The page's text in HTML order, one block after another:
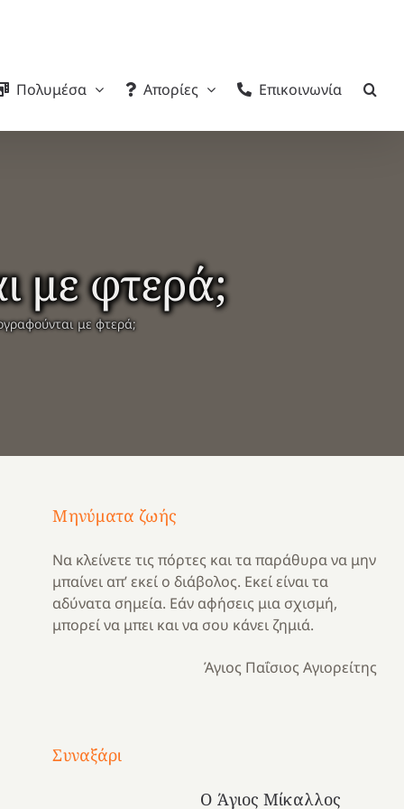
Πολυμέσα Απορίες Επικοινωνία
με φτερά;
με φτερά;
Μηνύματα ζωής
Να κλείνετε τις πόρτες και τα παράθυρα να μην
μπαίνει απ’ εκεί ο διάβολος. Εκεί είναι τα
αδύνατα σημεία. Εάν αφήσεις μια σχισμή,
μπορεί να μπει και να σου κάνει ζημιά.
Άγιος Παΐσιος Αγιορείτης
Συναξάρι
Ο Άγιος Μίκαλλος
Μια
και
Κατασκηνωτικές